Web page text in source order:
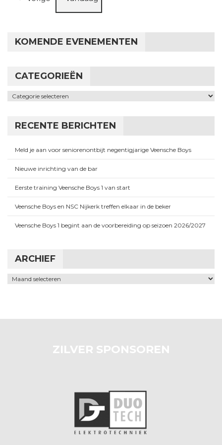
KOMENDE EVENEMENTEN
CATEGORIEËN
Categorieën
RECENTE BERICHTEN
Meld je aan voor seniorenontbijt negentigjarige Veensche Boys
Nieuwe inrichting van de bar
Eerste training Veensche Boys 1 van start
Veensche Boys en NSC Nijkerk treffen elkaar in de beker
Veensche Boys 1 begint aan de voorbereiding op seizoen 2026/2027
ARCHIEF
Archief
ZILVER SPONSOREN